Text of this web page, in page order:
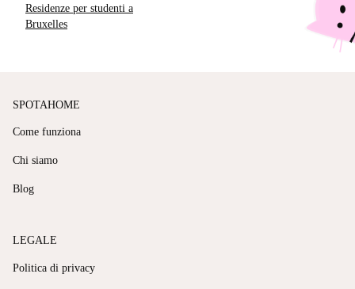
Residenze per studenti a
Bruxelles
SPOTAHOME
Come funziona
Chi siamo
Blog
LEGALE
Politica di privacy